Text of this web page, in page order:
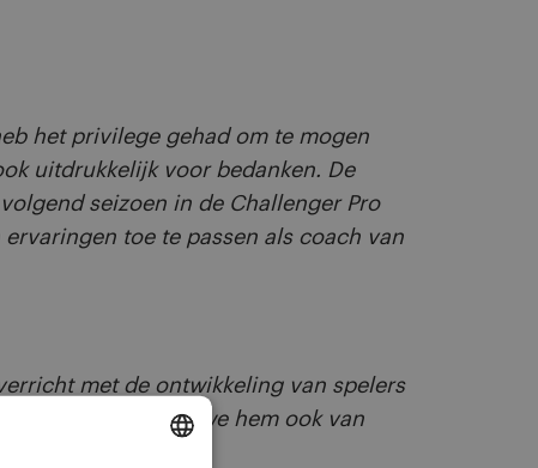
het privilege gehad om te mogen
uitdrukkelijk voor bedanken. De
seizoen in de Challenger Pro
toe te passen als coach van
met de ontwikkeling van spelers
en dat willen we hem ook van